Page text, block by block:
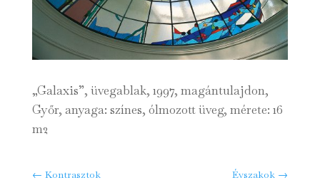
„Galaxis”, üvegablak, 1997, magántulajdon,
Győr, anyaga: színes, ólmozott üveg, mérete: 16
m2
← Kontrasztok Évszakok →